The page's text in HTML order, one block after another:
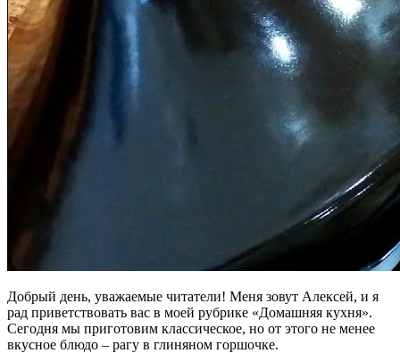
Добрый день, уважаемые читатели! Меня зовут Алексей, и я
рад приветствовать вас в моей рубрике «Домашняя кухня».
Сегодня мы приготовим классическое, но от этого не менее
вкусное блюдо – рагу в глиняном горшочке.